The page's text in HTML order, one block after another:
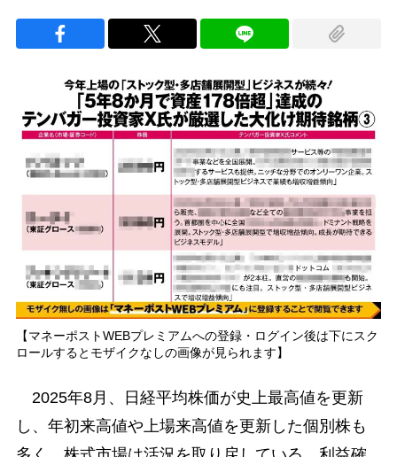
【マネーポストWEBプレミアムへの登録・ログイン後は下にスク
ロールするとモザイクなしの画像が見られます】
2025年8月、日経平均株価が史上最高値を更新
し、年初来高値や上場来高値を更新した個別株も